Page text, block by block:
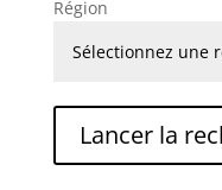
Région